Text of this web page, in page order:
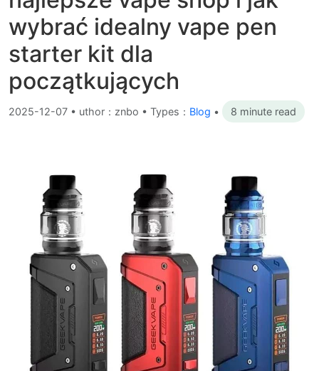
wybrać idealny vape pen
starter kit dla
początkujących
2025-12-07 • uthor：znbo • Types： Blog • 8 minute read